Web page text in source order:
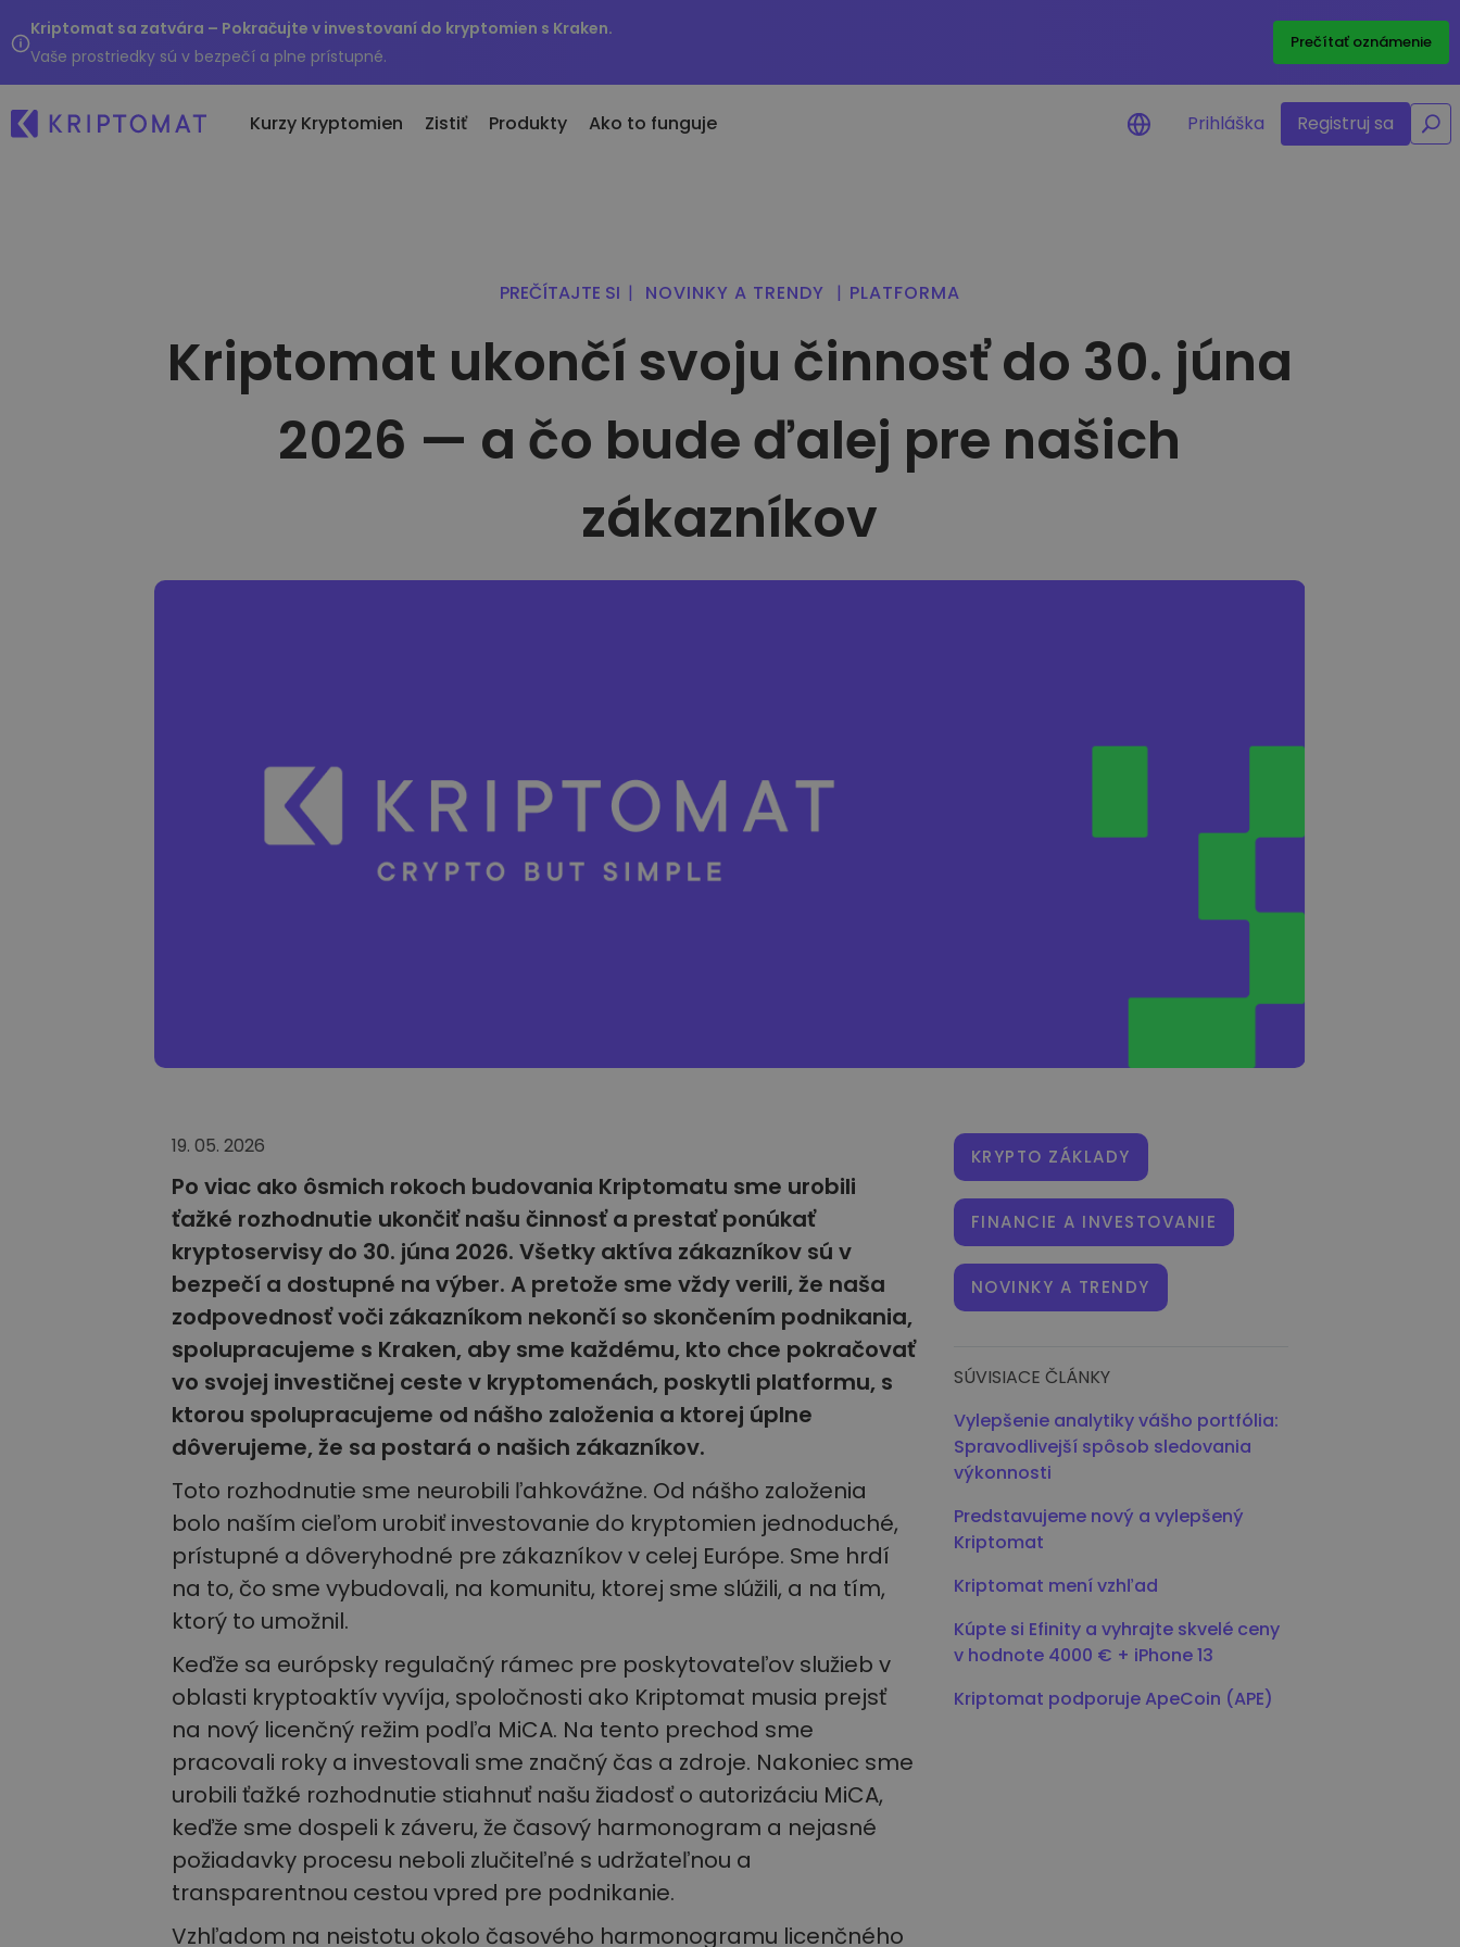
Kriptomat sa zatvára – Pokračujte v investovaní do kryptomien s Kraken.
Vaše prostriedky sú v bezpečí a plne prístupné.
Prečítať oznámenie
Kurzy Kryptomien
Nájdite investičné príležitosti
Zistiť Produkty
Inteligentné portfóliá
Kriptomat Peňaženka
Bezpečná a jednoduchá krypto
Trezor
budúcnosť
Opakovaný nákup
Pravidelné plánované investície
Objavte investičné príležitosti
Analýza portfólia
Ako to funguje Prihláška Registruj sa
/
PREČÍTAJTE SI | NOVINKY A TRENDY | PLATFORMA
Kriptomat ukončí svoju činnosť do 30. júna
2026 — a čo bude ďalej pre našich
zákazníkov
19. 05. 2026
Po viac ako ôsmich rokoch budovania Kriptomatu sme urobili
ťažké rozhodnutie ukončiť našu činnosť a prestať ponúkať
kryptoservisy do 30. júna 2026. Všetky aktíva zákazníkov sú v
bezpečí a dostupné na výber. A pretože sme vždy verili, že naša
zodpovednosť voči zákazníkom nekončí so skončením podnikania,
spolupracujeme s Kraken, aby sme každému, kto chce pokračovať
vo svojej investičnej ceste v kryptomenách, poskytli platformu, s
ktorou spolupracujeme od nášho založenia a ktorej úplne
dôverujeme, že sa postará o našich zákazníkov.
Toto rozhodnutie sme neurobili ľahkovážne. Od nášho založenia
bolo naším cieľom urobiť investovanie do kryptomien jednoduché,
prístupné a dôveryhodné pre zákazníkov v celej Európe. Sme hrdí
na to, čo sme vybudovali, na komunitu, ktorej sme slúžili, a na tím,
ktorý to umožnil.
Keďže sa európsky regulačný rámec pre poskytovateľov služieb v
oblasti kryptoaktív vyvíja, spoločnosti ako Kriptomat musia prejsť
na nový licenčný režim podľa MiCA. Na tento prechod sme
pracovali roky a investovali sme značný čas a zdroje. Nakoniec sme
urobili ťažké rozhodnutie stiahnuť našu žiadosť o autorizáciu MiCA,
keďže sme dospeli k záveru, že časový harmonogram a nejasné
požiadavky procesu neboli zlučiteľné s udržateľnou a
transparentnou cestou vpred pre podnikanie.
Vzhľadom na neistotu okolo časového harmonogramu licenčného
KRYPTO ZÁKLADY
FINANCIE A INVESTOVANIE
NOVINKY A TRENDY
SÚVISIACE ČLÁNKY
Vylepšenie analytiky vášho portfólia:
Spravodlivejší spôsob sledovania
výkonnosti
Predstavujeme nový a vylepšený
Kriptomat
Kriptomat mení vzhľad
Kúpte si Efinity a vyhrajte skvelé ceny
v hodnote 4000 € + iPhone 13
Kriptomat podporuje ApeCoin (APE)